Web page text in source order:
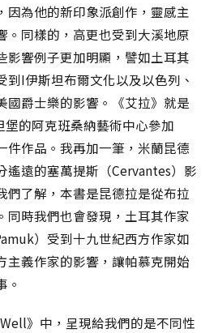
因為他的新印象派創作，靈感主
。同樣的，高更也受到大溪地原
影響例子更加明顯，譬如土耳其
到I伊斯坦布爾文化以及以色列、
國爵士樂的影響。《艾拉》就是
的阿克班桑納藝術中心參加
件作品。我再加一筆，米蘭昆德
遙遠的塞萬提斯（Cervantes）影
們了解，本書是昆德拉是從布拉
同時我們也會發現，土耳其作家
）受到十九世紀西方作家如
主義作家的影響，讓帕慕克開始
。
》中，呈現給我們的是不同性